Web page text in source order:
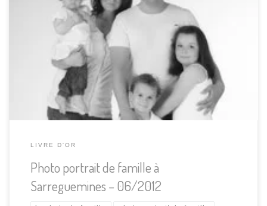
"Merci pour cette photo magnifique qui nous représente au
"naturel", tel que l'on ...
LIVRE D'OR
Photo portrait de famille à
Sarreguemines – 06/2012